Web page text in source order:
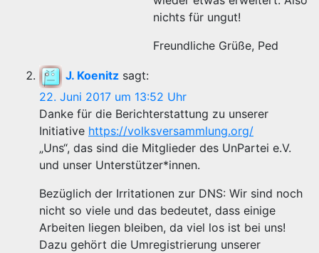
nichts für ungut!
Freundliche Grüße, Ped
J. Koenitz sagt:
22. Juni 2017 um 13:52 Uhr
Danke für die Berichterstattung zu unserer
Initiative https://volksversammlung.org/
„Uns“, das sind die Mitglieder des UnPartei e.V.
und unser Unterstützer*innen.
Bezüglich der Irritationen zur DNS: Wir sind noch
nicht so viele und das bedeutet, dass einige
Arbeiten liegen bleiben, da viel los ist bei uns!
Dazu gehört die Umregistrierung unserer